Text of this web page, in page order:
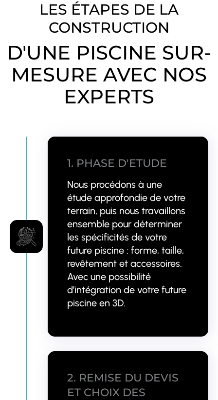
LES ÉTAPES DE LA
CONSTRUCTION
D'UNE PISCINE SUR-
MESURE AVEC NOS
EXPERTS
1. PHASE D'ETUDE
Nous procédons à une
étude approfondie de votre
terrain, puis nous travaillons
ensemble pour déterminer
les spécificités de votre
future piscine : forme, taille,
revêtement et accessoires.
Avec une possibilité
d’intégration de votre future
piscine en 3D.
2. REMISE DU DEVIS
ET CHOIX DES